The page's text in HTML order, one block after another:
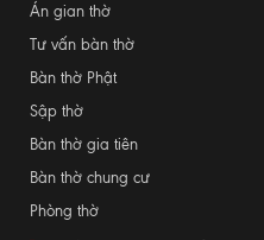
Án gian thờ
Tư vấn bàn thờ
Bàn thờ Phật
Sập thờ
Bàn thờ gia tiên
Bàn thờ chung cư
Phòng thờ